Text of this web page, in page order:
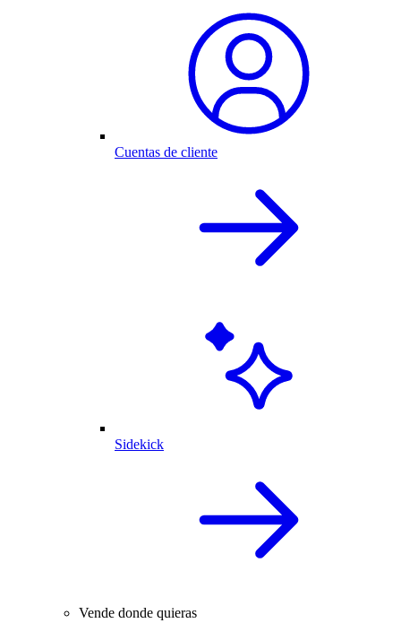
Cuentas de cliente
Sidekick
Vende donde quieras